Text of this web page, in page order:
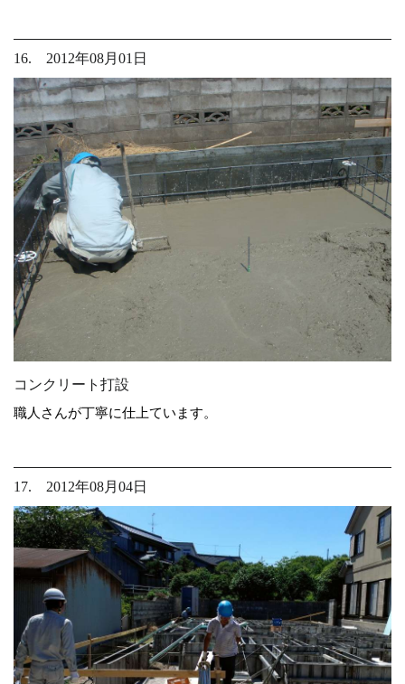
16. 2012年08月01日
コンクリート打設
職人さんが丁寧に仕上ています。
17. 2012年08月04日